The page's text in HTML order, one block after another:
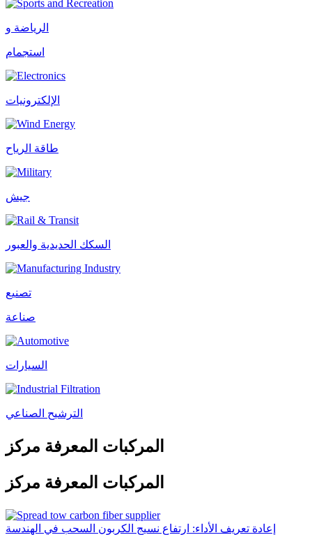
الرياضة و
استجمام
الإلكترونيات
طاقة الرياح
جيش
السكك الحديدية والعبور
تصنيع
صناعة
السيارات
الترشيح الصناعي
المركبات المعرفة مركز
المركبات المعرفة مركز
إعادة تعريف الأداء: ارتفاع نسيج الكربون السحب في الهندسة